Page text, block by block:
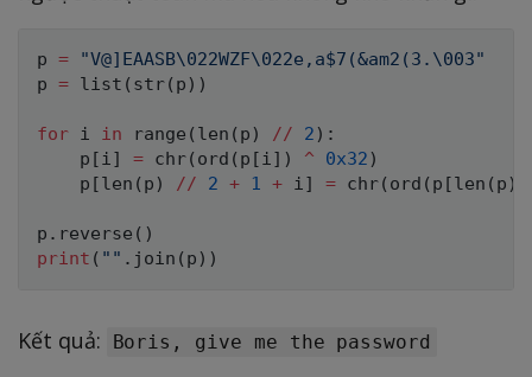
p =
"V@]EAASB\022WZF\022e,a$7(&am2(3.\003"
p = list ( str( p ) )
for i in range ( len ( p ) // 2 ) :
	p
[i] = chr( ord ( p [i] ) ^ 0x32 )
	p
[len ( p ) // 2 + 1 + i] = chr( ord ( p [len ( p )
p . reverse ( )
print ( "" . join ( p ) )
Kết quả: Boris, give me the password